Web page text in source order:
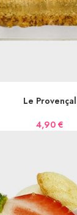
Le Provençal
4,90 €